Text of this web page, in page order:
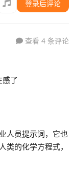
登录后评论
查看 4 条评论
了
人员提示词，它也
类的化学方程式，